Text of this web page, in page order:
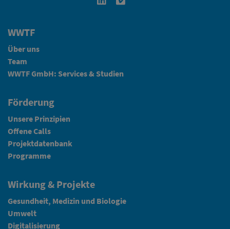
WWTF
Über uns
Team
WWTF GmbH: Services & Studien
Förderung
Unsere Prinzipien
Offene Calls
Projektdatenbank
Programme
Wirkung & Projekte
Gesundheit, Medizin und Biologie
Umwelt
Digitalisierung